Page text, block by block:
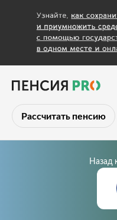
Рассчитать пенсию
Назад